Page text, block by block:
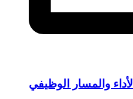
الأداء والمسار الوظيفي